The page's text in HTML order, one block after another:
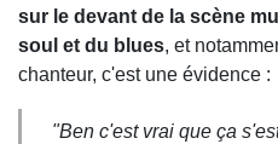
sur le devant de la scène
soul et du blues, et
chanteur, c'est une évidence :
"Ben c'est vrai que ça